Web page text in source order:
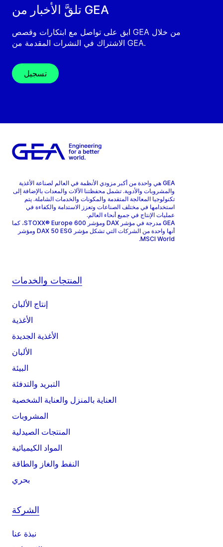
تلقَّ الأخبار من GEA
ابق على تواصل مع ابتكارات وقصص GEA من خلال
الاشتراك في النشرات المقدمة من GEA.
تسجيل
GEA هي واحدة من أكبر مزودي الأنظمة في العالم لصناعة الأغذية
والمشروبات والأدوية. تشمل محفظتنا الآلات والمعدات بالإضافة إلى
تكنولوجيا المعالجة المتقدمة والمكونات والخدمات الشاملة. يتم
استخدامها في مختلف الصناعات وتعزز الاستدامة والكفاءة في
عمليات الإنتاج في جميع أنحاء العالم.
GEA مدرجة في مؤشر DAX ومؤشر STOXX® Europe 600، كما
أنها واحدة من الشركات التي تشكل مؤشر DAX 50 ESG ومؤشر
MSCI World.
المنتجات والخدمات
إنتاج الألبان
الأغذية
الأغذية الجديدة
الألبان
البيئة
التبريد والتدفئة
العناية بالمنزل والعناية الشخصية
المشروبات
المنتجات الصيدلية
المواد الكيميائية
النفط والغاز والطاقة
بحري
الشركة
نبذة عنا